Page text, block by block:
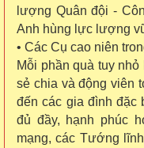
lượng Quân đội -
Anh hùng lực lượng
• Các Cụ cao niên
Mỗi phần quà tuy
sẻ chia và động viên
đến các gia đình đặc
đủ đầy, hạnh phúc
mạng, các Tướng